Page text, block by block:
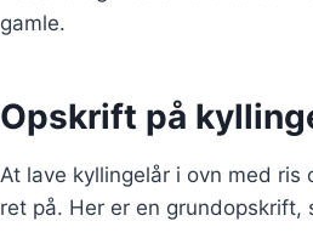
gamle.
Opskrift på
At lave kyllingelår i ovn med
ret på. Her er en grundopskrift,